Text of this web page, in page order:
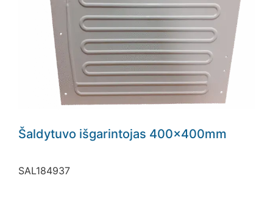
Šaldytuvo išgarintojas 400x400mm
SAL184937